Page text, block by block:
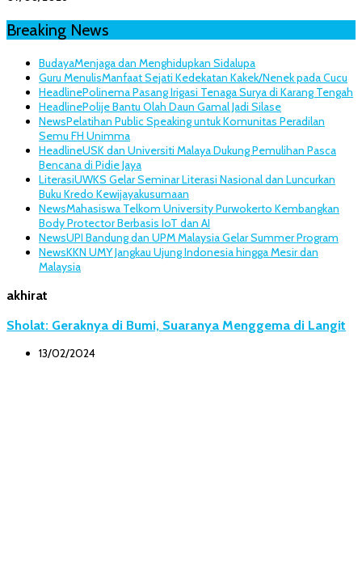
Breaking News
BudayaMenjaga dan Menghidupkan Sidalupa
Guru MenulisManfaat Sejati Kedekatan Kakek/Nenek pada Cucu
HeadlinePolinema Pasang Irigasi Tenaga Surya di Karang Tengah
HeadlinePolije Bantu Olah Daun Gamal Jadi Silase
NewsPelatihan Public Speaking untuk Komunitas Peradilan
Semu FH Unimma
HeadlineUSK dan Universiti Malaya Dukung Pemulihan Pasca
Bencana di Pidie Jaya
LiterasiUWKS Gelar Seminar Literasi Nasional dan Luncurkan
Buku Kredo Kewijayakusumaan
NewsMahasiswa Telkom University Purwokerto Kembangkan
Body Protector Berbasis IoT dan AI
NewsUPI Bandung dan UPM Malaysia Gelar Summer Program
NewsKKN UMY Jangkau Ujung Indonesia hingga Mesir dan
Malaysia
akhirat
Sholat: Geraknya di Bumi, Suaranya Menggema di Langit
13/02/2024